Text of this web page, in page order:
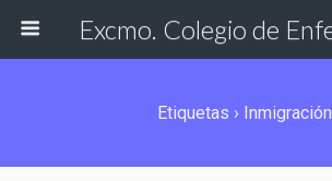
Etiquetas › Inmigración